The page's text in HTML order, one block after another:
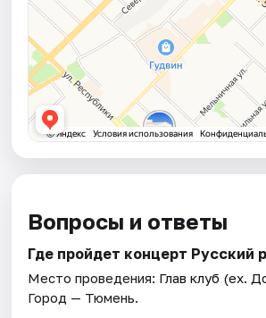
Вопросы и ответы
Где пройдет концерт Русский
Место проведения: Глав клуб (ex.
Город — Тюмень.